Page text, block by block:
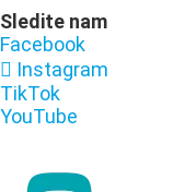
Sledite nam
Facebook
Instagram
TikTok
YouTube